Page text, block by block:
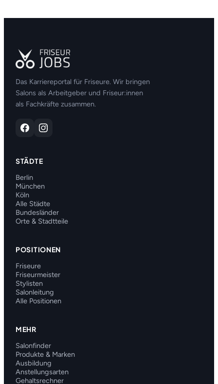
Das Karriereportal für Friseure. Wir bringen
Salons als Arbeitgeber und Friseur:innen
als Fachkräfte zusammen.
STÄDTE
Berlin
München
Köln
Alle Städte
Bundesländer
Orte & Stadtteile
POSITIONEN
Friseure
Friseurmeister
Stylisten
Salonleitung
Alle Positionen
MEHR
Salonfinder
Produkte & Marken
Ausbildung
Anstellungsarten
Gehaltsrechner